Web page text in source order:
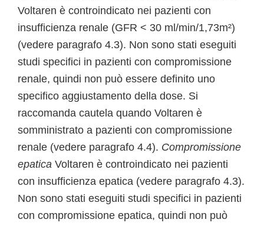
Voltaren è controindicato nei pazienti con
insufficienza renale (GFR < 30 ml/min/1,73m²)
(vedere paragrafo 4.3). Non sono stati eseguiti
studi specifici in pazienti con compromissione
renale, quindi non può essere definito uno
specifico aggiustamento della dose. Si
raccomanda cautela quando Voltaren è
somministrato a pazienti con compromissione
renale (vedere paragrafo 4.4). Compromissione
epatica Voltaren è controindicato nei pazienti
con insufficienza epatica (vedere paragrafo 4.3).
Non sono stati eseguiti studi specifici in pazienti
con compromissione epatica, quindi non può